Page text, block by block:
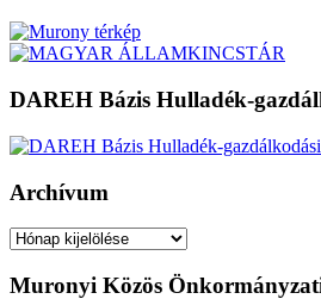
DAREH Bázis Hulladék-
Archívum
Archívum
Muronyi Közös